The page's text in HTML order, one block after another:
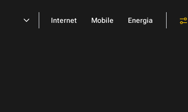
Internet Mobile Energia